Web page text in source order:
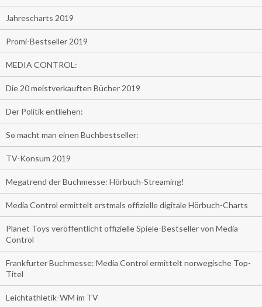
Jahrescharts 2019
Promi-Bestseller 2019
MEDIA CONTROL:
Die 20 meistverkauften Bücher 2019
Der Politik entliehen:
So macht man einen Buchbestseller:
TV-Konsum 2019
Megatrend der Buchmesse: Hörbuch-Streaming!
Media Control ermittelt erstmals offizielle digitale Hörbuch-Charts
Planet Toys veröffentlicht offizielle Spiele-Bestseller von Media
Control
Frankfurter Buchmesse: Media Control ermittelt norwegische Top-
Titel
Leichtathletik-WM im TV